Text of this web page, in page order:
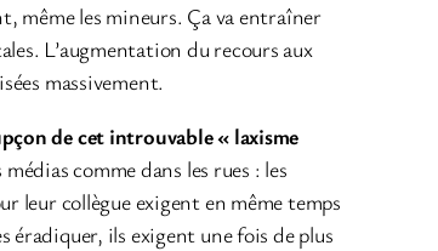
même les mineurs. Ça va entraîner
L’augmentation du recours aux
massivement.
de cet introuvable « laxisme
comme dans les rues : les
leur collègue exigent en même temps
éradiquer, ils exigent une fois de plus